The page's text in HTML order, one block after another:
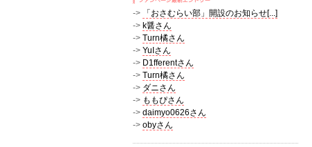
->
「おさむらい部」開設のお知らせ[...]
-> k醤さん
-> Turn橘さん
-> YuIさん
-> D1fferentさん
-> Turn橘さん
-> ダニさん
-> ももぴさん
-> daimyo0626さん
-> obyさん